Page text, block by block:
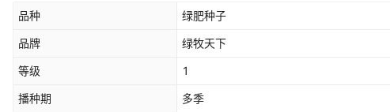
品种 绿肥种子
品牌 绿牧天下
等级 1
播种期 多季